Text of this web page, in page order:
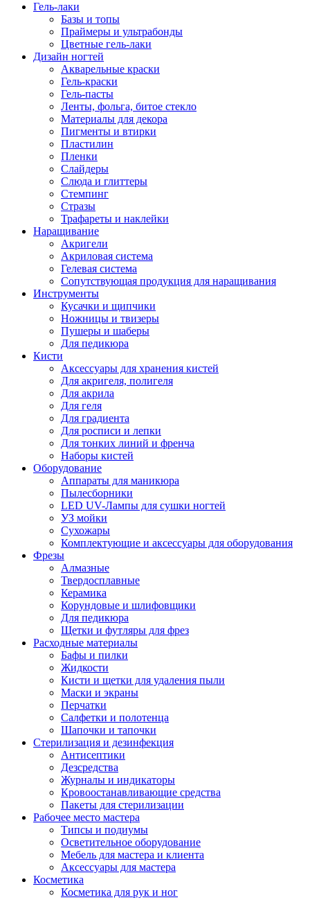
Гель-лаки
Базы и топы
Праймеры и ультрабонды
Цветные гель-лаки
Дизайн ногтей
Акварельные краски
Гель-краски
Гель-пасты
Ленты, фольга, битое стекло
Материалы для декора
Пигменты и втирки
Пластилин
Пленки
Слайдеры
Слюда и глиттеры
Стемпинг
Стразы
Трафареты и наклейки
Наращивание
Акригели
Акриловая система
Гелевая система
Сопутствующая продукция для наращивания
Инструменты
Кусачки и щипчики
Ножницы и твизеры
Пушеры и шаберы
Для педикюра
Кисти
Аксессуары для хранения кистей
Для акригеля, полигеля
Для акрила
Для геля
Для градиента
Для росписи и лепки
Для тонких линий и френча
Наборы кистей
Оборудование
Аппараты для маникюра
Пылесборники
LED UV-Лампы для сушки ногтей
УЗ мойки
Сухожары
Комплектующие и аксессуары для оборудования
Фрезы
Алмазные
Твердосплавные
Керамика
Корундовые и шлифовщики
Для педикюра
Щетки и футляры для фрез
Расходные материалы
Бафы и пилки
Жидкости
Кисти и щетки для удаления пыли
Маски и экраны
Перчатки
Салфетки и полотенца
Шапочки и тапочки
Стерилизация и дезинфекция
Антисептики
Дезсредства
Журналы и индикаторы
Кровоостанавливающие средства
Пакеты для стерилизации
Рабочее место мастера
Типсы и подиумы
Осветительное оборудование
Мебель для мастера и клиента
Аксессуары для мастера
Косметика
Косметика для рук и ног